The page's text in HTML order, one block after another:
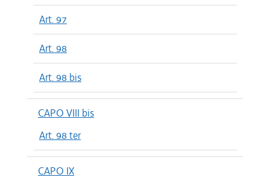
Art. 97
Art. 98
Art. 98 bis
CAPO VIII bis
Art. 98 ter
CAPO IX